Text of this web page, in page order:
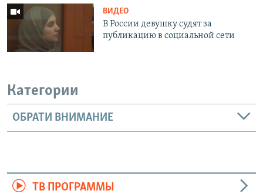
ВИДЕО
В России девушку судят за
публикацию в социальной сети
Категории
ОБРАТИ ВНИМАНИЕ
ТВ ПРОГРАММЫ